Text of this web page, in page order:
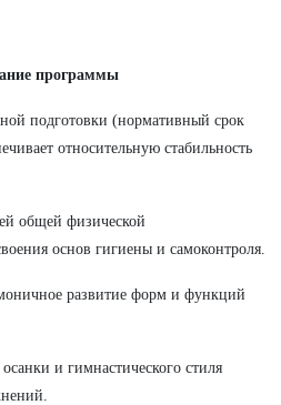
программы
подготовки (нормативный срок
относительную стабильность
общей физической
основ гигиены и самоконтроля.
развитие форм и функций
и гимнастического стиля